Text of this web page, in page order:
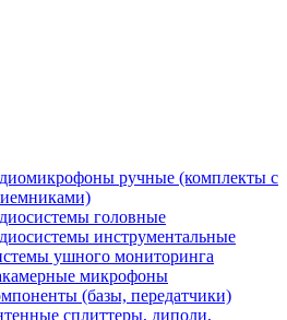
ручные (комплекты с
головные
инструментальные
ушного мониторинга
микрофоны
(базы, передатчики)
сплиттеры, диполи,